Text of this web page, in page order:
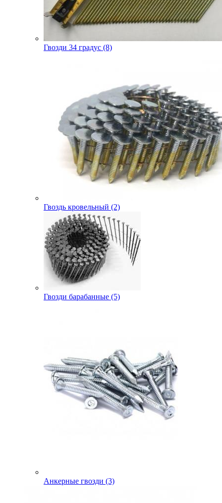
Гвозди 34 градус (8)
Гвоздь кровельный (2)
Гвозди барабанные (5)
Анкерные гвозди (3)